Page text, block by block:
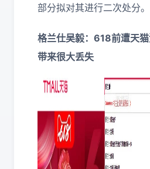
部分拟对其进行二次处分。
格兰仕吴毅：618前遭天
带来很大丢失